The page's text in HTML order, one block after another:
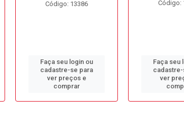
Código: 13386
Faça seu login ou
cadastre-se para
ver preços e
comprar
Código:
Faça seu
ver